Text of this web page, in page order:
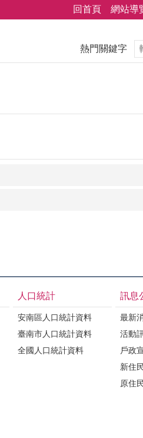
回首頁 網站導
熱門關鍵字
人口統計
安南區人口統計資料
臺南市人口統計資料
全國人口統計資料
訊息
最新
活動
戶政
新住
原住